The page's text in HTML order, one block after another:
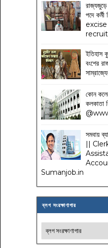
পদে
ইতিহাস
বংশের
কোন
কলকাতা
সমবায়
||
Sumanjob.in
ব্লগ সংরক্ষাণাগার